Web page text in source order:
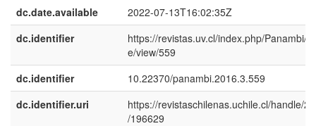
dc.date.available
2022-07-13T16:02:35Z
dc.identifier
https://revistas.uv.cl/index.php/Panambi/
e/view/559
dc.identifier
10.22370/panambi.2016.3.559
dc.identifier.uri
https://revistaschilenas.uchile.cl/handle/
/196629